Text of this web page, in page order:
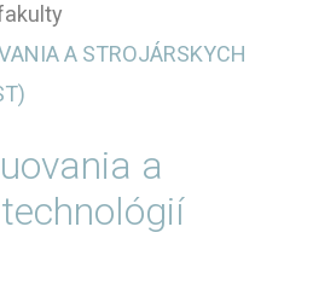
A STROJÁRSKYCH
a